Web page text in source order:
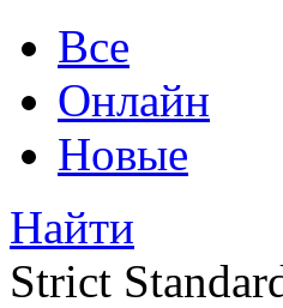
Все
Онлайн
Новые
Найти
Strict